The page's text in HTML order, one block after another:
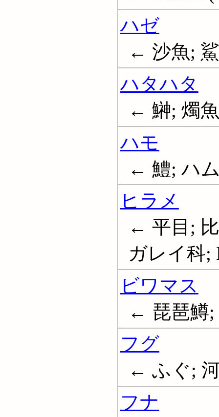
ハゼ
← 沙魚;
ハタハタ
← 鰰; 燭魚
ハモ
← 鱧; ハム
ヒラメ
← 平目;
ガレイ科;
ビワマス
← 琵琶鱒;
フグ
← ふぐ;
フナ